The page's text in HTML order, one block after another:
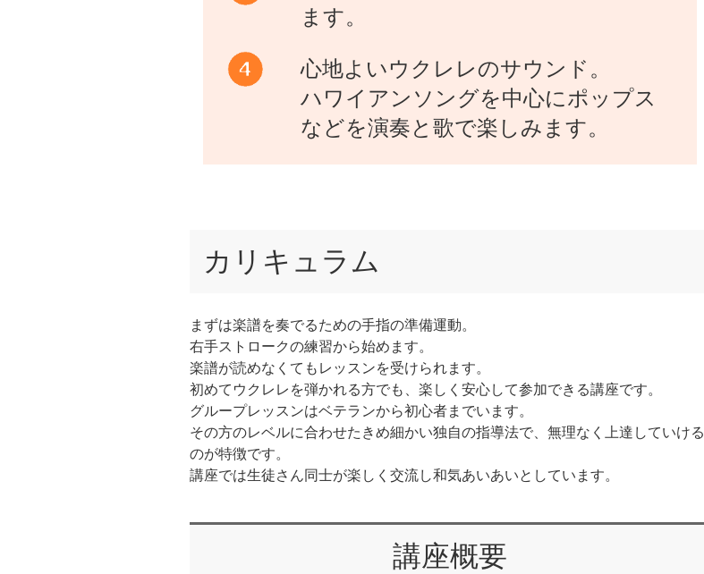
ます。
心地よいウクレレのサウンド。
ハワイアンソングを中心にポップス
などを演奏と歌で楽しみます。
カリキュラム
まずは楽譜を奏でるための手指の準備運動。
右手ストロークの練習から始めます。
楽譜が読めなくてもレッスンを受けられます。
初めてウクレレを弾かれる方でも、楽しく安心して参加できる講座です。
グループレッスンはベテランから初心者までいます。
その方のレベルに合わせたきめ細かい独自の指導法で、無理なく上達していける
のが特徴です。
講座では生徒さん同士が楽しく交流し和気あいあいとしています。
講座概要